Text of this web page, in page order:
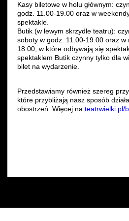
Kasy biletowe w holu głównym:
godz. 11.00-19.00 oraz w
spektakle.
Butik (w lewym skrzydle teatru):
soboty w godz. 11.00-19.00 oraz w
18.00, w które odbywają się
spektaklem Butik czynny tylko dla
bilet na wydarzenie.
Przedstawiamy również szereg
które przybliżają nasz sposób
obostrzeń. Więcej na teatrwielki.pl/